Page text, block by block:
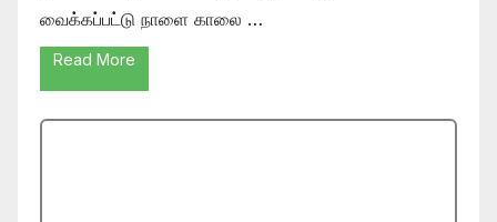
வைக்கப்பட்டு நாளை காலை …
Read More